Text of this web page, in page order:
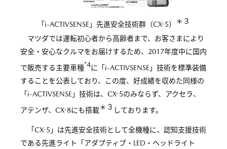
「i-ACTIVSENSE」先進安全技術群（CX-5） ＊３
マツダでは運転初心者から高齢者まで、お客さまにより
安全・安心なクルマをお届けするため、2017年度中に国内
で販売する主要車種*4に「i-ACTIVSENSE」技術を標準装備
することを公表しており、この度、好成績を収めた同様の
「i-ACTIVSENSE」技術は、CX-5のみならず、アクセラ、
アテンザ、CX-8にも搭載＊３ しております。
「CX-5」は先進安全技術として全機種に、認知支援技術
である先進ライト「アダプティブ・LED・ヘッドライト